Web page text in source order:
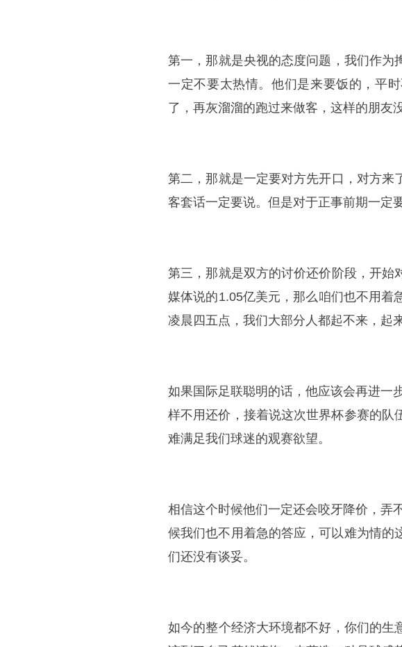
第一，那就是央视的态度问题，我们作为
一定不要太热情。他们是来要饭的，平
了，再灰溜溜的跑过来做客，这样的朋友
第二，那就是一定要对方先开口，对方来
客套话一定要说。但是对于正事前期一定
第三，那就是双方的讨价还价阶段，开始
媒体说的1.05亿美元，那么咱们也不用着
凌晨四五点，我们大部分人都起不来，起
如果国际足联聪明的话，他应该会再进一
样不用还价，接着说这次世界杯参赛的队
难满足我们球迷的观赛欲望。
相信这个时候他们一定还会咬牙降价，弄
候我们也不用着急的答应，可以难为情
们还没有谈妥。
如今的整个经济大环境都不好，你们的生